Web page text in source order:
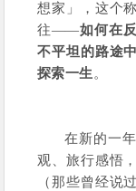
想家」，这个
往——如何在
不平坦的路途
探索一生 。
在新的一
观、旅行感悟
（那些曾经说